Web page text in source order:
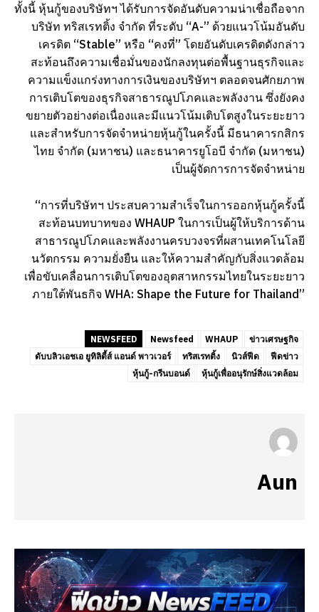
ทั้งนี้ หุ้นกู้ของบริษัทฯ ได้รับการจัดอันดับความน่าเชื่อถือจาก
บริษัท ทริสเรทติ้ง จำกัด ที่ระดับ “A-” ด้วยแนวโน้มอันดับ
เครดิต “Stable” หรือ “คงที่” โดยอันดับเครดิตดังกล่าว
สะท้อนถึงความเชื่อมั่นของนักลงทุนต่อพื้นฐานธุรกิจและ
ความแข็งแกร่งทางการเงินของบริษัทฯ ตลอดจนศักยภาพ
การเติบโตของธุรกิจสาธารณูปโภคและพลังงาน ซึ่งยังคง
ขยายตัวอย่างต่อเนื่องและมีแนวโน้มเติบโตสูงในระยะยาว
และสำหรับการจัดจำหน่ายหุ้นกู้ในครั้งนี้ มีธนาคารกสิกร
ไทย จำกัด (มหาชน) และธนาคารยูโอบี จำกัด (มหาชน)
เป็นผู้จัดการการจัดจำหน่าย
“การที่บริษัทฯ ประสบความสำเร็จในการออกหุ้นกู้ครั้งนี้
สะท้อนบทบาทของ WHAUP ในการเป็นผู้ให้บริการด้าน
สาธารณูปโภคและพลังงานครบวงจรที่ผสานเทคโนโลยี
นวัตกรรม ความยั่งยืน และให้ความสำคัญกับสิ่งแวดล้อม
เพื่อขับเคลื่อนการเติบโตของอุตสาหกรรมไทยในระยะยาว
ภายใต้พันธกิจ WHA: Shape the Future for Thailand”
NEWSFEED Newsfeed WHAUP
ข่าวเศรษฐกิจ
ดับบลิวเอชเอ ยูทิลิตี้ส์ แอนด์ พาวเวอร์
ทริสเรทติ้ง นิวส์ฟีด
ฟีดข่าว
หุ้นกู้-กรีนบอนด์
หุ้นกู้เพื่ออนุรักษ์สิ่งแวดล้อม
Aun